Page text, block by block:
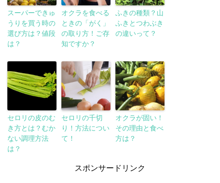
スーパーできゅ
うりを買う時の
選び方は？値段
は？
オクラを食べる
ときの「がく」
の取り方！ご存
知ですか？
ふきの種類？山
ふきとつわぶき
の違いって？
セロリの皮のむ
き方とは？むか
ない調理方法
は？
セロリの千切
り！方法につい
て！
オクラが固い！
その理由と食べ
方は？
スポンサードリンク